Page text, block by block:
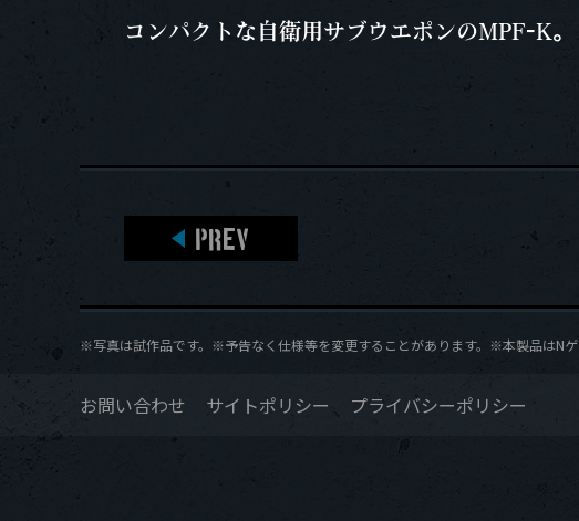
コンパクトな自衛用サブウエポンのMPF-K
PREV
※写真は試作品です。※予告なく仕様等を変更することがあります。※本製品はN
お問い合わせ サイトポリシー プライバシーポリシー